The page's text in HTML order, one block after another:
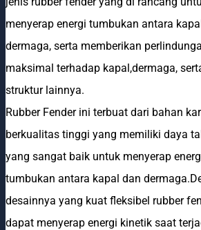
menyerap energi tumbukan antara
dermaga, serta memberikan
maksimal terhadap kapal,dermaga,
struktur lainnya.
Rubber Fender ini terbuat dari bahan
berkualitas tinggi yang memiliki daya
yang sangat baik untuk menyerap
tumbukan antara kapal dan
desainnya yang kuat fleksibel rubber
dapat menyerap energi kinetik saat